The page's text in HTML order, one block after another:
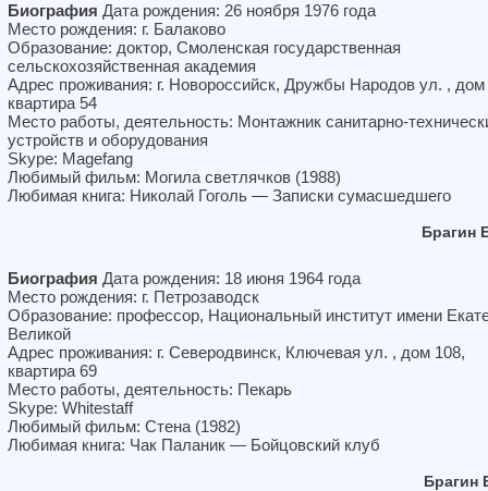
Биография Дата рождения: 26 ноября 1976 года
Место рождения: г. Балаково
Образование: доктор, Смоленская государственная
сельскохозяйственная академия
Адрес проживания: г. Новороссийск, Дружбы Народов ул. , дом
квартира 54
Место работы, деятельность: Монтажник санитарно-
устройств и оборудования
Skype: Magefang
Любимый фильм: Могила светлячков (1988)
Любимая книга: Николай Гоголь — Записки сумасшедшего
Брагин
Биография Дата рождения: 18 июня 1964 года
Место рождения: г. Петрозаводск
Образование: профессор, Национальный институт имени
Великой
Адрес проживания: г. Северодвинск, Ключевая ул. , дом 108,
квартира 69
Место работы, деятельность: Пекарь
Skype: Whitestaff
Любимый фильм: Стена (1982)
Любимая книга: Чак Паланик — Бойцовский клуб
Брагин